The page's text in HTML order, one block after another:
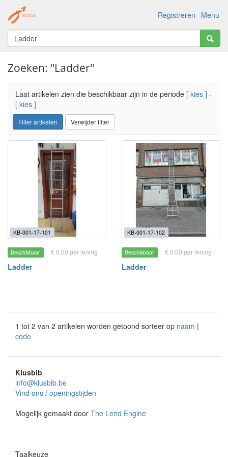
Menu
Registreren
Zoeken: "Ladder"
Laat artikelen zien die beschikbaar zijn in de periode [ kies ] -
[ kies ]
Filter artikelen Verwijder filter
KB-001-17-101
Beschikbaar € 0.00 per lening
Ladder
KB-001-17-102
Beschikbaar € 0.00 per lening
Ladder
1 tot 2 van 2 artikelen worden getoond sorteer op naam |
code
Klusbib
info@klusbib.be
Vind ons / openingstijden
Mogelijk gemaakt door The Lend Engine
Taalkeuze